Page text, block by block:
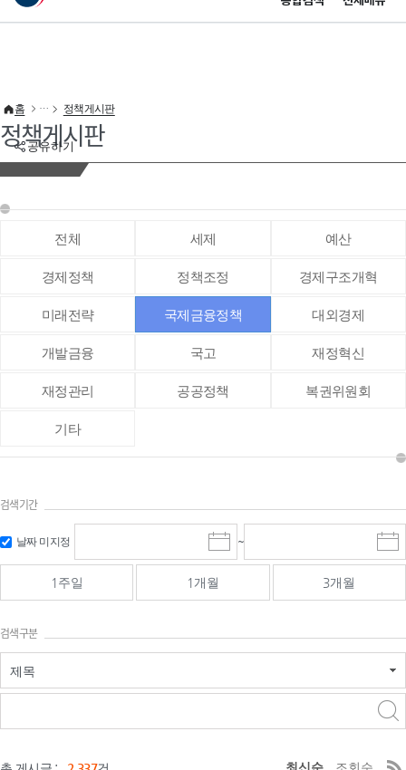
이 누리집은 대한민국 공식 전자정부 누리집입니다.
공유하기
홈 정책게시판
정책게시판
전체 세제 예산
경제정책 정책조정 경제구조개혁
미래전략 국제금융정책 대외경제
개발금융 국고 재정혁신
재정관리 공공정책 복권위원회
기타
검색기간
날짜 미지정
시
작
일
선
~
종
료
선
1주일 1개월 3개월
검색구분
제목